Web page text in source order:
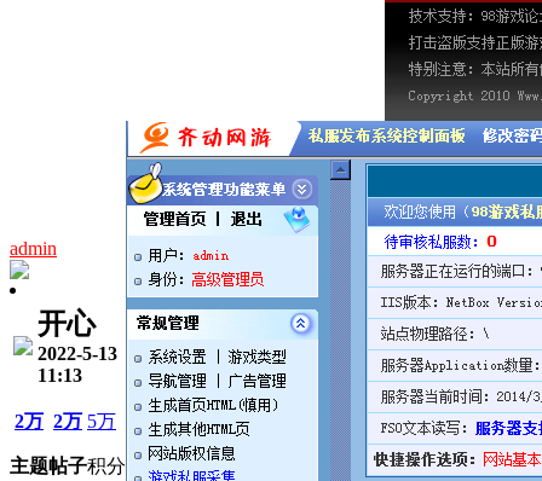
admin
开心
2022-5-13
11:13
2万
主题
2万
帖子
5万
积分